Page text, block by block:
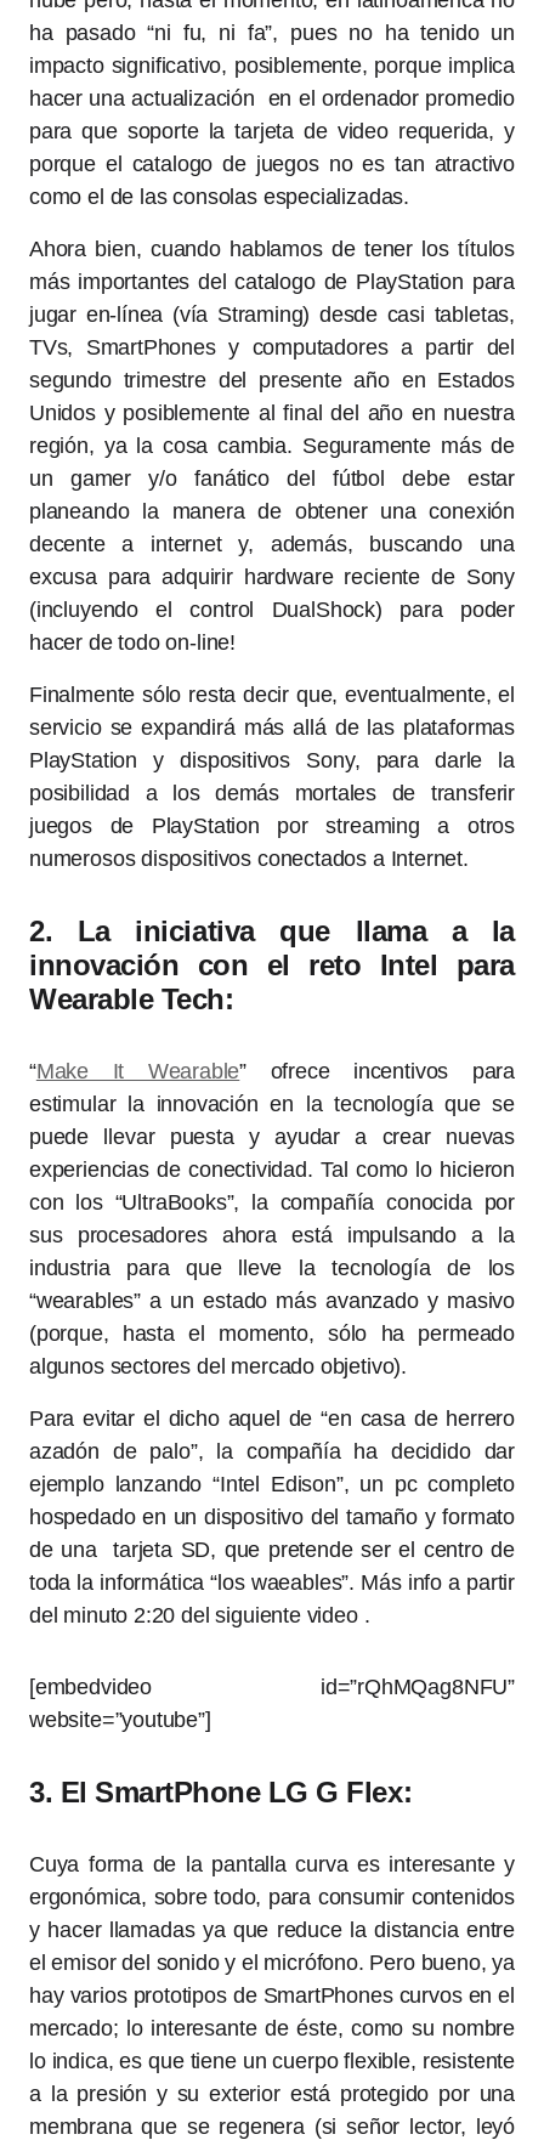
ha pasado “ni fu, ni fa”, pues no ha tenido un
impacto significativo, posiblemente, porque implica
hacer una actualización en el ordenador promedio
para que soporte la tarjeta de video requerida, y
porque el catalogo de juegos no es tan atractivo
como el de las consolas especializadas.
Ahora bien, cuando hablamos de tener los títulos
más importantes del catalogo de PlayStation para
jugar en-línea (vía Straming) desde casi tabletas,
TVs, SmartPhones y computadores a partir del
segundo trimestre del presente año en Estados
Unidos y posiblemente al final del año en nuestra
región, ya la cosa cambia. Seguramente más de
un gamer y/o fanático del fútbol debe estar
planeando la manera de obtener una conexión
decente a internet y, además, buscando una
excusa para adquirir hardware reciente de Sony
(incluyendo el control DualShock) para poder
hacer de todo on-line!
Finalmente sólo resta decir que, eventualmente, el
servicio se expandirá más allá de las plataformas
PlayStation y dispositivos Sony, para darle la
posibilidad a los demás mortales de transferir
juegos de PlayStation por streaming a otros
numerosos dispositivos conectados a Internet.
2. La iniciativa que llama a la
innovación con el reto Intel para
Wearable Tech:
“Make It Wearable” ofrece incentivos para
estimular la innovación en la tecnología que se
puede llevar puesta y ayudar a crear nuevas
experiencias de conectividad. Tal como lo hicieron
con los “UltraBooks”, la compañía conocida por
sus procesadores ahora está impulsando a la
industria para que lleve la tecnología de los
“wearables” a un estado más avanzado y masivo
(porque, hasta el momento, sólo ha permeado
algunos sectores del mercado objetivo).
Para evitar el dicho aquel de “en casa de herrero
azadón de palo”, la compañía ha decidido dar
ejemplo lanzando “Intel Edison”, un pc completo
hospedado en un dispositivo del tamaño y formato
de una tarjeta SD, que pretende ser el centro de
toda la informática “los waeables”. Más info a partir
del minuto 2:20 del siguiente video .
[embedvideo id=”rQhMQag8NFU”
website=”youtube”]
3. El SmartPhone LG G Flex:
Cuya forma de la pantalla curva es interesante y
ergonómica, sobre todo, para consumir contenidos
y hacer llamadas ya que reduce la distancia entre
el emisor del sonido y el micrófono. Pero bueno, ya
hay varios prototipos de SmartPhones curvos en el
mercado; lo interesante de éste, como su nombre
lo indica, es que tiene un cuerpo flexible, resistente
a la presión y su exterior está protegido por una
membrana que se regenera (si señor lector, leyó